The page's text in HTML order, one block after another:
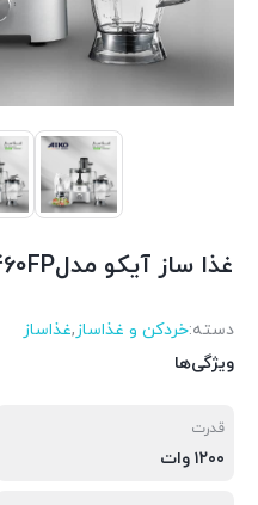
غذا ساز آیکو مدلAK460FP
دسته:خردکن و غذاساز,غذاساز
ویژگی‌ها
قدرت
۱۲۰۰ وات